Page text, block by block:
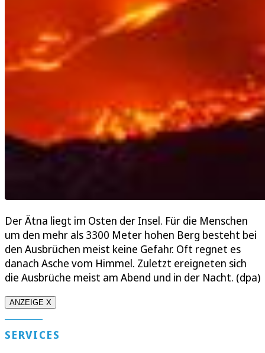
Der Ätna liegt im Osten der Insel. Für die Menschen
um den mehr als 3300 Meter hohen Berg besteht bei
den Ausbrüchen meist keine Gefahr. Oft regnet es
danach Asche vom Himmel. Zuletzt ereigneten sich
die Ausbrüche meist am Abend und in der Nacht. (dpa)
ANZEIGE X
SERVICES